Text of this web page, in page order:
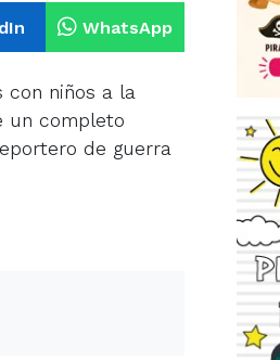
WhatsApp
con niños a la
un completo
de guerra